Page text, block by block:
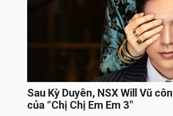
Sau Kỳ Duyên, NSX Will Vũ
của “Chị Chị Em Em 3″